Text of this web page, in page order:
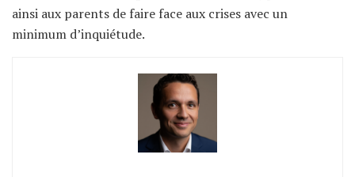
ainsi aux parents de faire face aux crises avec un
minimum d’inquiétude.